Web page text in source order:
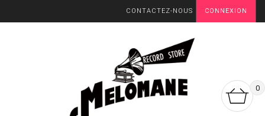
CONNEXION
CONTACTEZ-NOUS
0